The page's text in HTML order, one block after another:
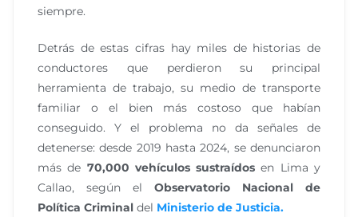
siempre.
Detrás de estas cifras hay miles de historias de
conductores que perdieron su principal
herramienta de trabajo, su medio de transporte
familiar o el bien más costoso que habían
conseguido. Y el problema no da señales de
detenerse: desde 2019 hasta 2024, se denunciaron
más de 70,000 vehículos sustraídos en Lima y
Callao, según el Observatorio Nacional de
Política Criminal del Ministerio de Justicia.